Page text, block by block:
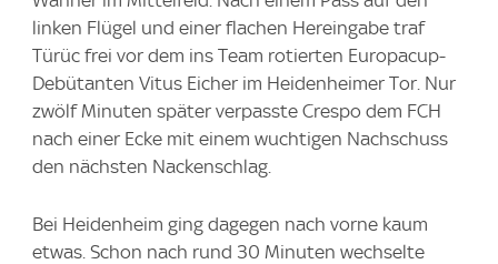
linken Flügel und einer flachen Hereingabe traf
Türüc frei vor dem ins Team rotierten Europacup-
Debütanten Vitus Eicher im Heidenheimer Tor. Nur
zwölf Minuten später verpasste Crespo dem FCH
nach einer Ecke mit einem wuchtigen Nachschuss
den nächsten Nackenschlag.
Bei Heidenheim ging dagegen nach vorne kaum
etwas. Schon nach rund 30 Minuten wechselte